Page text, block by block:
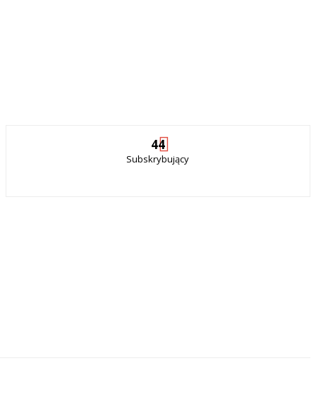
44
Subskrybujący